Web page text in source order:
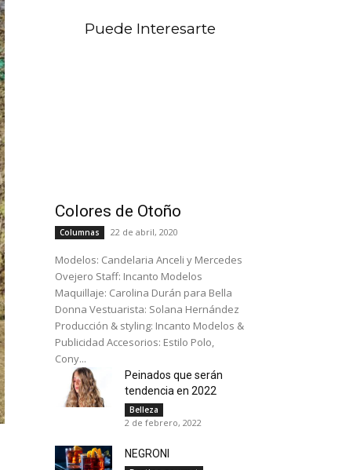
Puede Interesarte
Colores de Otoño
Columnas 22 de abril, 2020
Modelos: Candelaria Anceli y Mercedes
Ovejero Staff: Incanto Modelos
Maquillaje: Carolina Durán para Bella
Donna Vestuarista: Solana Hernández
Producción & styling: Incanto Modelos &
Publicidad Accesorios: Estilo Polo,
Cony...
Peinados que serán
tendencia en 2022
Belleza
2 de febrero, 2022
NEGRONI